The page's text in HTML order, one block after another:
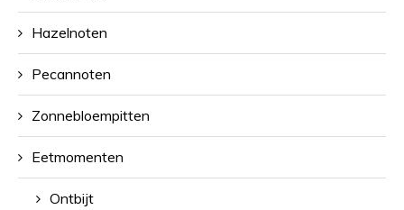
Hazelnoten
Pecannoten
Zonnebloempitten
Eetmomenten
Ontbijt